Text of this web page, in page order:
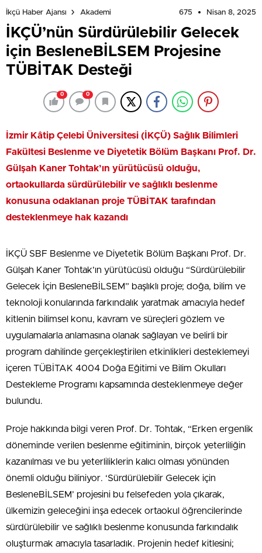
İkçü Haber Ajansı Akademi 675 Nisan 8, 2025
İKÇÜ’nün Sürdürülebilir Gelecek
için BesleneBİLSEM Projesine
TÜBİTAK Desteği
0 0
İzmir Kâtip Çelebi Üniversitesi (İKÇÜ) Sağlık Bilimleri
Fakültesi Beslenme ve Diyetetik Bölüm Başkanı Prof. Dr.
Gülşah Kaner Tohtak’ın yürütücüsü olduğu,
ortaokullarda sürdürülebilir ve sağlıklı beslenme
konusuna odaklanan proje TÜBİTAK tarafından
desteklenmeye hak kazandı
İKÇÜ SBF Beslenme ve Diyetetik Bölüm Başkanı Prof. Dr.
Gülşah Kaner Tohtak’ın yürütücüsü olduğu “Sürdürülebilir
Gelecek İçin BesleneBİLSEM” başlıklı proje; doğa, bilim ve
teknoloji konularında farkındalık yaratmak amacıyla hedef
kitlenin bilimsel konu, kavram ve süreçleri gözlem ve
uygulamalarla anlamasına olanak sağlayan ve belirli bir
program dahilinde gerçekleştirilen etkinlikleri desteklemeyi
içeren TÜBİTAK 4004 Doğa Eğitimi ve Bilim Okulları
Destekleme Programı kapsamında desteklenmeye değer
bulundu.
Proje hakkında bilgi veren Prof. Dr. Tohtak, “Erken ergenlik
döneminde verilen beslenme eğitiminin, birçok yeterliliğin
kazanılması ve bu yeterliliklerin kalıcı olması yönünden
önemli olduğu biliniyor. ‘Sürdürülebilir Gelecek için
BesleneBİLSEM’ projesini bu felsefeden yola çıkarak,
ülkemizin geleceğini inşa edecek ortaokul öğrencilerinde
sürdürülebilir ve sağlıklı beslenme konusunda farkındalık
oluşturmak amacıyla tasarladık. Projenin hedef kitlesini;